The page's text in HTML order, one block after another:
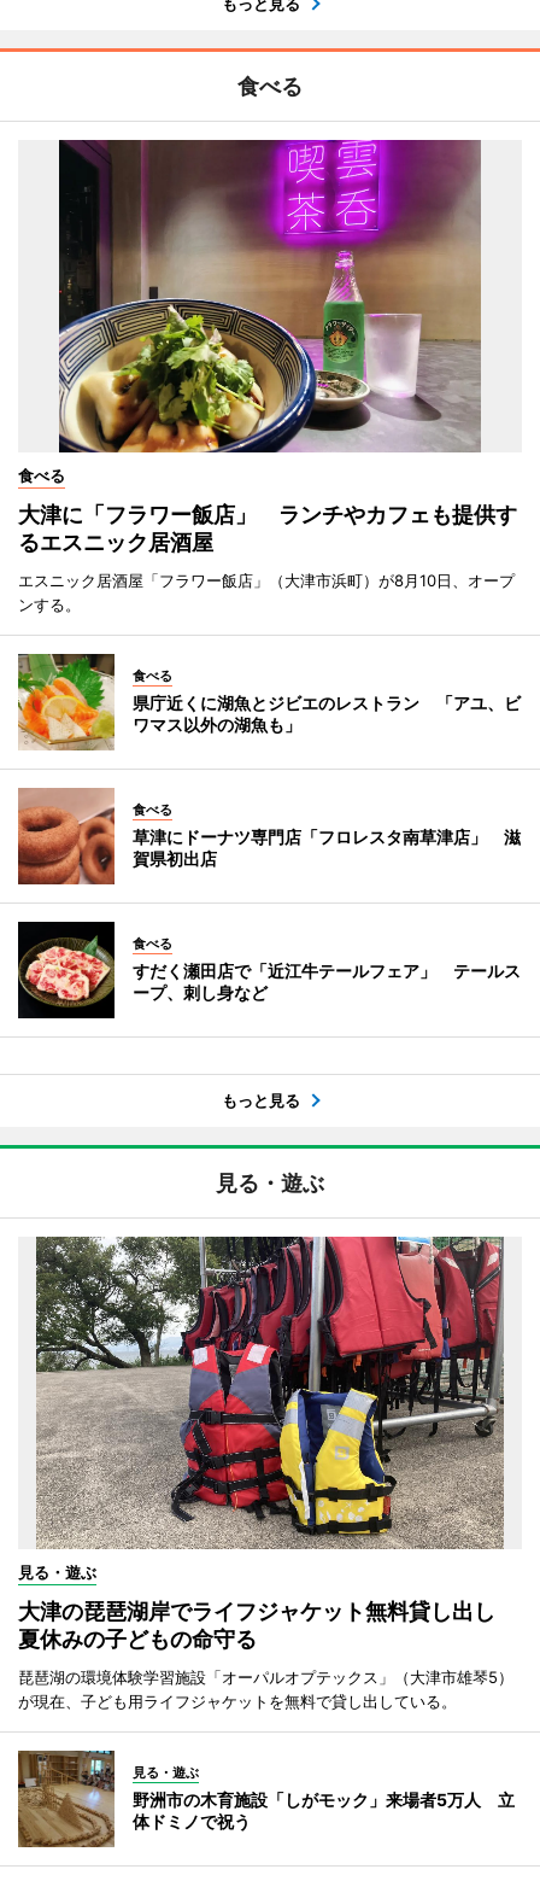
もっと見る
食べる
食べる
大津に「フラワー飯店」 ランチやカフェも提供す
るエスニック居酒屋
エスニック居酒屋「フラワー飯店」（大津市浜町）が8月10日、オープ
ンする。
食べる
県庁近くに湖魚とジビエのレストラン 「アユ、ビ
ワマス以外の湖魚も」
食べる
草津にドーナツ専門店「フロレスタ南草津店」 滋
賀県初出店
食べる
すだく瀬田店で「近江牛テールフェア」 テールス
ープ、刺し身など
もっと見る
見る・遊ぶ
見る・遊ぶ
大津の琵琶湖岸でライフジャケット無料貸し出し
夏休みの子どもの命守る
琵琶湖の環境体験学習施設「オーパルオプテックス」（大津市雄琴5）
が現在、子ども用ライフジャケットを無料で貸し出している。
見る・遊ぶ
野洲市の木育施設「しがモック」来場者5万人 立
体ドミノで祝う